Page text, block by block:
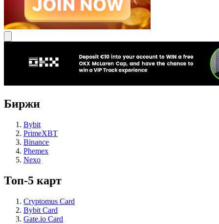
Биржи
Bybit
PrimeXBT
Binance
Phemex
Nexo
Топ-5 карт
Cryptomus Card
Bybit Card
Gate.io Card